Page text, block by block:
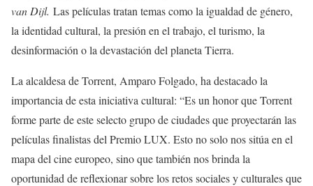
van Dijl. Las películas tratan temas como la igualdad de género,
la identidad cultural, la presión en el trabajo, el turismo, la
desinformación o la devastación del planeta Tierra.
La alcaldesa de Torrent, Amparo Folgado, ha destacado la
importancia de esta iniciativa cultural: “Es un honor que Torrent
forme parte de este selecto grupo de ciudades que proyectarán las
películas finalistas del Premio LUX. Esto no solo nos sitúa en el
mapa del cine europeo, sino que también nos brinda la
oportunidad de reflexionar sobre los retos sociales y culturales que